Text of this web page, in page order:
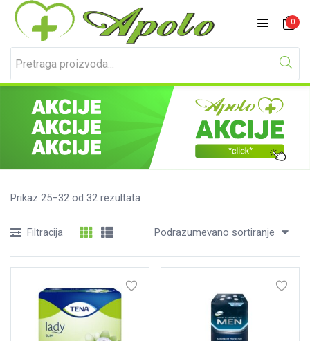
0
Prijavite se Registracija
Unesite svoje korisničko ime i lozinku za prijavu.
Zapamti me Izgubljena lozinka?
Prikaz 25–32 od 32 rezultata
Filtracija Podrazumevano sortiranje